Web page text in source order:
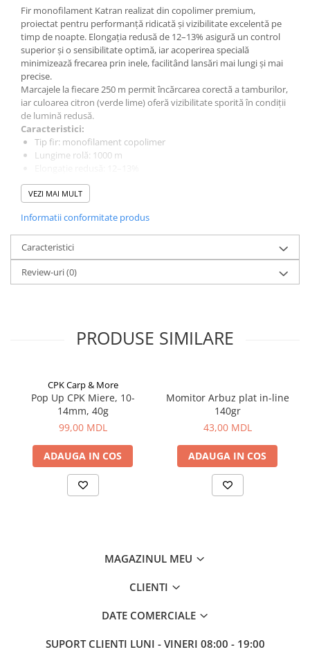
Camping pescuit
Accesorii
Aragazuri, incalzitoare
Corturi, Pavilioane
Frigidere
Lanterne
Mese
Paturi
Saci de dormit, saltele, perne
Umbrele
Imbracaminte, incaltaminte
Imbracaminte
Incaltaminte
Pescuit la Fitofag
Pentru vinatori
Detergenţi si produse pentru rufe
Vopsele pentru haine
Ingrijire tehnica casnica
Produse pentru curățenie
Certificate cadou
Aragazuri, incalzitoare
Fir monofilament Katran realizat din copolimer premium,
proiectat pentru performanță ridicată și vizibilitate excelentă pe
timp de noapte. Elongația redusă de 12–13% asigură un control
superior și o sensibilitate optimă, iar acoperirea specială
minimizează frecarea prin inele, facilitând lansări mai lungi și mai
precise.
Marcajele la fiecare 250 m permit încărcarea corectă a tamburilor,
iar culoarea citron (verde lime) oferă vizibilitate sporită în condiții
de lumină redusă.
Caracteristici:
Tip fir: monofilament copolimer
Lungime rolă: 1000 m
Rezistență mare la nod
Memorie foarte redusă
Alunecare optimizată pentru lansări lungi
Marcaje la fiecare 250 m
Vizibilitate nocturnă crescută
Culoare: Citron (verde lime)
VEZI MAI MULT
Informatii conformitate produs
Caracteristici
Review-uri(0)
PRODUSE SIMILARE
CPK Carp & More
Pop Up CPK Miere, 10-
14mm, 40g
99,00 MDL
ADAUGA IN COS
Momitor Arbuz plat in-line
140gr
43,00 MDL
ADAUGA IN COS
MAGAZINUL MEU
CLIENTI
DATE COMERCIALE
SUPORT CLIENTI LUNI - VINERI 08:00 - 19:00